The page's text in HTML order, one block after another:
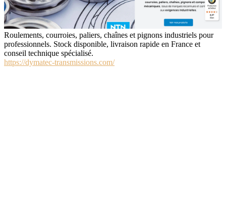
Roulements, courroies, paliers, chaînes et pignons industriels pour
professionnels. Stock disponible, livraison rapide en France et
conseil technique spécialisé.
https://dymatec-transmissions.com/